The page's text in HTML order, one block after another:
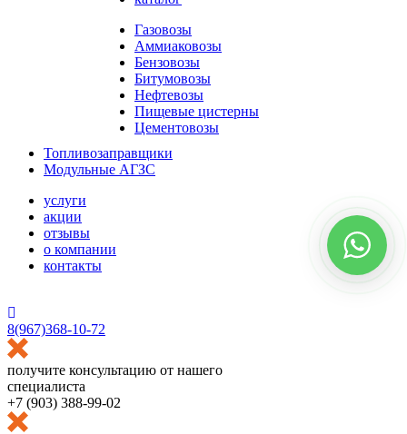
Газовозы
Аммиаковозы
Бензовозы
Битумовозы
Нефтевозы
Пищевые цистерны
Цементовозы
Топливозаправщики
Модульные АГЗС
услуги
акции
отзывы
о компании
контакты
8(967)368-10-72
получите консультацию от нашего
специалиста
+7 (903) 388-99-02